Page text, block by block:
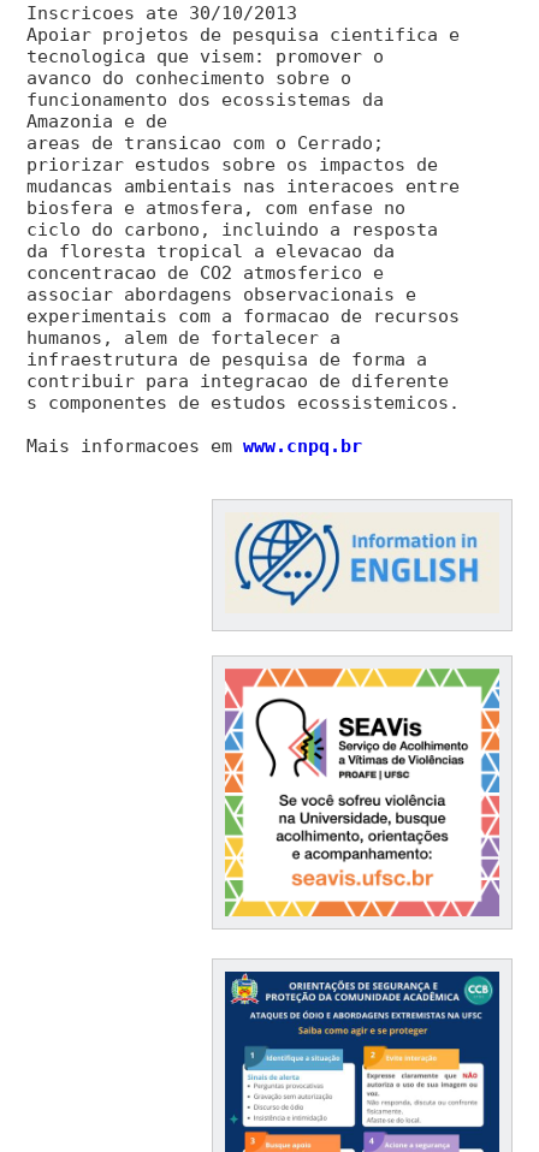
Inscricoes ate 30/10/2013
Apoiar projetos de pesquisa cientifica e
tecnologica que visem: promover o
avanco do conhecimento sobre o
funcionamento dos ecossistemas da
Amazonia e de
areas de transicao com o Cerrado;
priorizar estudos sobre os impactos de
mudancas ambientais nas interacoes entre
biosfera e atmosfera, com enfase no
ciclo do carbono, incluindo a resposta
da floresta tropical a elevacao da
concentracao de CO2 atmosferico e
associar abordagens observacionais e
experimentais com a formacao de recursos
humanos, alem de fortalecer a
infraestrutura de pesquisa de forma a
contribuir para integracao de diferente
s componentes de estudos ecossistemicos.
Mais informacoes emwww.cnpq.br